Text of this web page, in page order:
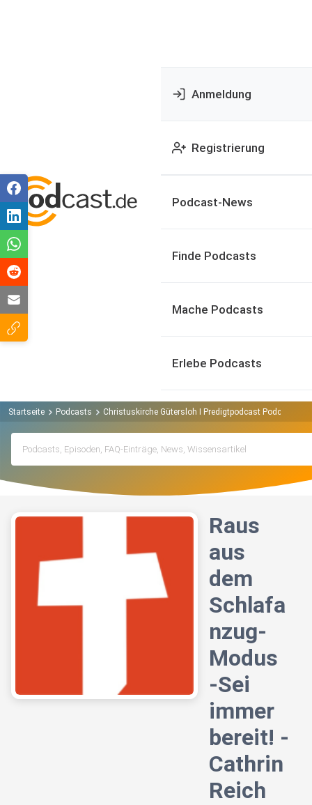
Anmeldung
Registrierung
Podcast-News
Finde Podcasts
Mache Podcasts
Erlebe Podcasts
Startseite Podcasts Christuskirche Gütersloh I Predigtpodcast Podcast
Raus
aus
dem
Schlafa
nzug-
Modus
-Sei
immer
bereit! -
Cathrin
Reich